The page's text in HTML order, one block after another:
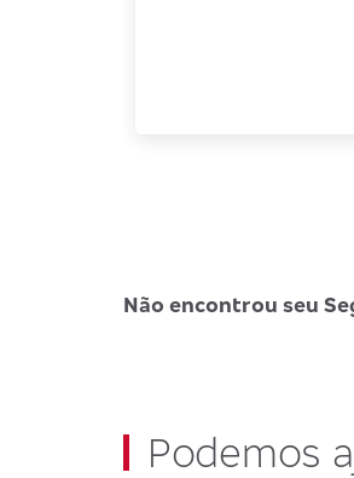
Não encontrou seu
Podemos